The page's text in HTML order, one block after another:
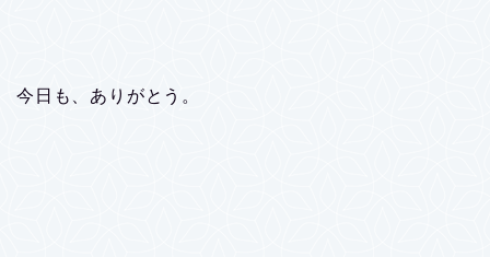
今日も、ありがとう。